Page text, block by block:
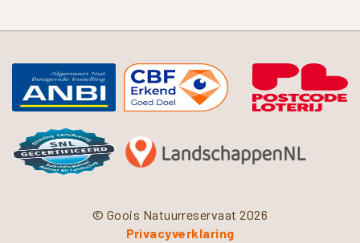
© Goois Natuurreservaat 2026
Privacyverklaring